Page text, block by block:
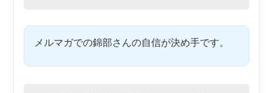
メルマガでの錦部さんの自信が決め手です。